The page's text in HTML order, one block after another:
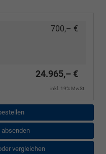
700,– €
24.965,– €
inkl. 19% MwSt.
vergleichen